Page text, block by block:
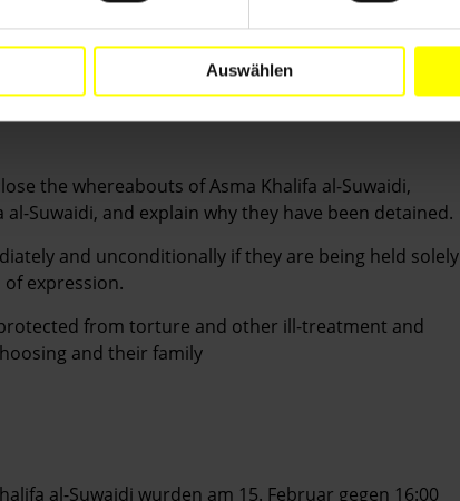
Auswählen
Khalifa al-Suwaidi vor Folter und
gewähren Sie ihnen unverzüglich Kontakt zu
the whereabouts of Asma Khalifa al-Suwaidi,
Suwaidi, and explain why they have been detained.
and unconditionally if they are being held solely
expression.
from torture and other ill-treatment and
and their family
al-Suwaidi wurden am 15. Februar gegen 16:00